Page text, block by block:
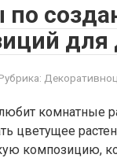
по
комнатные
цветущее
композицию,